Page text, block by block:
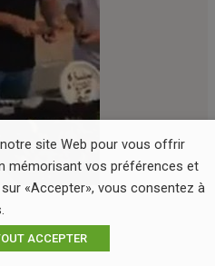
site Web pour vous offrir
mémorisant vos préférences et
«Accepter», vous consentez à
ACCEPTER